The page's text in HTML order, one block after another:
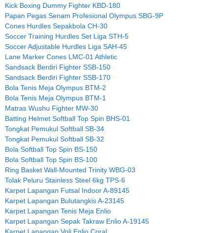
Kick Boxing Dummy Fighter KBD-180
Papan Pegas Senam Profesional Olympus SBG-9P
Cones Hurdles Sepakbola CH-30
Soccer Training Hurdles Set Liga STH-5
Soccer Adjustable Hurdles Liga SAH-45
Lane Marker Cones LMC-01 Athletic
Sandsack Berdiri Fighter SSB-150
Sandsack Berdiri Fighter SSB-170
Bola Tenis Meja Olympus BTM-2
Bola Tenis Meja Olympus BTM-1
Matras Wushu Fighter MW-30
Batting Helmet Softball Top Spin BHS-01
Tongkat Pemukul Softball SB-34
Tongkat Pemukul Softball SB-32
Bola Softball Top Spin BS-150
Bola Softball Top Spin BS-100
Ring Basket Wall-Mounted Trinity WBG-03
Tolak Peluru Stainless Steel 6kg TPS-6
Karpet Lapangan Futsal Indoor A-89145
Karpet Lapangan Bulutangkis A-23145
Karpet Lapangan Tenis Meja Enlio
Karpet Lapangan Sepak Takraw Enlio A-19145
Karpet Lapangan Voli Enlio Coral